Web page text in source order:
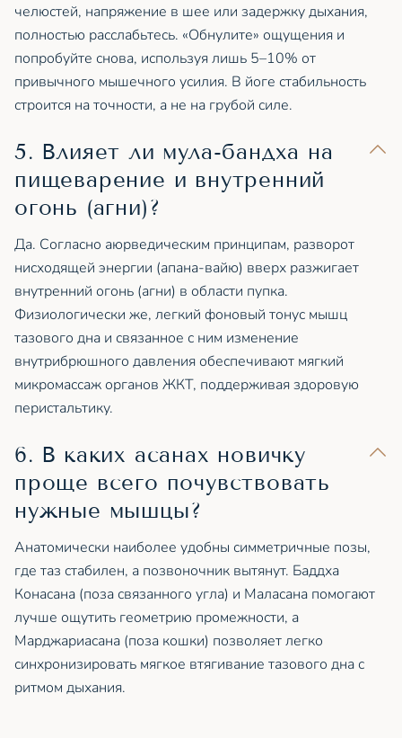
челюстей, напряжение в шее или задержку дыхания,
полностью расслабьтесь. «Обнулите» ощущения и
попробуйте снова, используя лишь 5–10% от
привычного мышечного усилия. В йоге стабильность
строится на точности, а не на грубой силе.
5. Влияет ли мула-бандха на
пищеварение и внутренний
огонь (агни)?
Да. Согласно аюрведическим принципам, разворот
нисходящей энергии (апана-вайю) вверх разжигает
внутренний огонь (агни) в области пупка.
Физиологически же, легкий фоновый тонус мышц
тазового дна и связанное с ним изменение
внутрибрюшного давления обеспечивают мягкий
микромассаж органов ЖКТ, поддерживая здоровую
перистальтику.
6. В каких асанах новичку
проще всего почувствовать
нужные мышцы?
Анатомически наиболее удобны симметричные позы,
где таз стабилен, а позвоночник вытянут. Баддха
Конасана (поза связанного угла) и Маласана помогают
лучше ощутить геометрию промежности, а
Марджариасана (поза кошки) позволяет легко
синхронизировать мягкое втягивание тазового дна с
ритмом дыхания.